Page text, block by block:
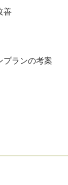
善
プランの考案